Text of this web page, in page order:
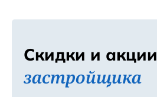
Скидки и акции
застройщика